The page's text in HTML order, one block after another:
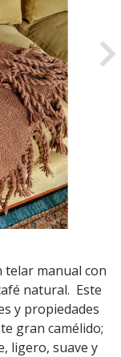
telar manual con
natural. Este
y propiedades
gran camélido;
ligero, suave y